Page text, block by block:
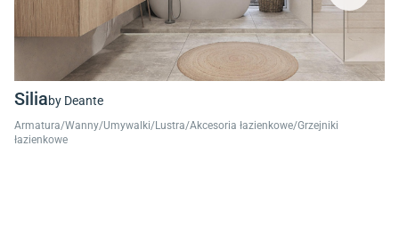
Siliaby Deante
Armatura/Wanny/Umywalki/Lustra/Akcesoria łazienkowe/Grzejniki
łazienkowe